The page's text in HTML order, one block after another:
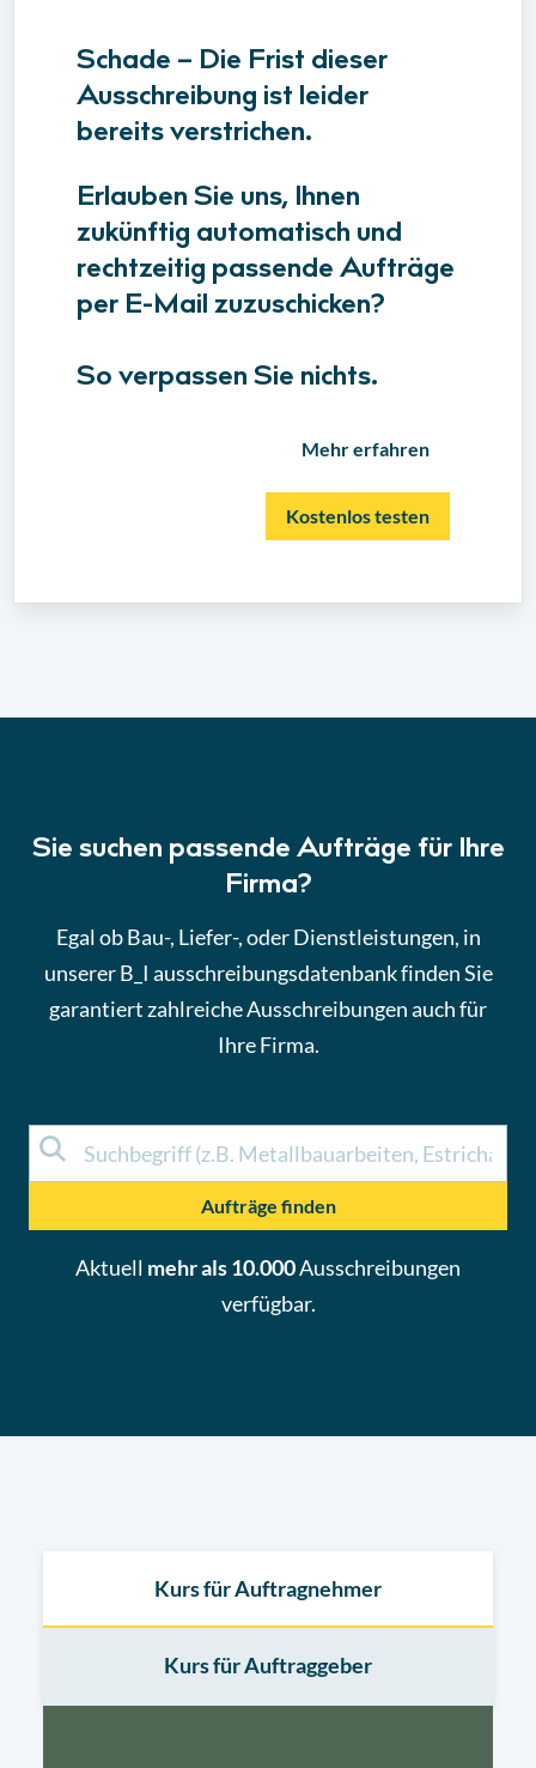
Schade – Die Frist dieser
Ausschreibung ist leider
bereits verstrichen.
Erlauben Sie uns, Ihnen
zukünftig automatisch und
rechtzeitig passende Aufträge
per E-Mail zuzuschicken?
So verpassen Sie nichts.
Mehr erfahren
Kostenlos testen
Sie suchen passende Aufträge für Ihre
Firma?
Egal ob Bau-, Liefer-, oder Dienstleistungen, in
unserer B_I ausschreibungsdatenbank finden Sie
garantiert zahlreiche Ausschreibungen auch für
Ihre Firma.
Aufträge finden
Aktuell mehr als 10.000Ausschreibungen
verfügbar.
Kurs für Auftragnehmer
Kurs für Auftraggeber